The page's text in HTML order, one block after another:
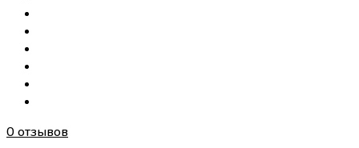
0 отзывов